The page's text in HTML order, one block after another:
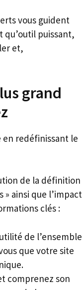
vous guident
qu’outil puissant,
et,
grand
en redéfinissant le
de la définition
» ainsi que l’impact
clés :
de l’ensemble
que votre site
comprenez son